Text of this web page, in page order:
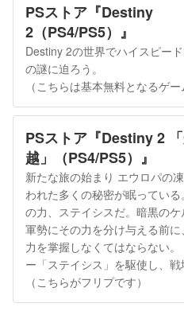
PSストア『Destiny
2（PS4/PS5）』
Destiny 2の世界でハイスピー
の謎に迫ろう。
（こちらは基本無料となるゲー
PSストア『Destiny 2
越」（PS4/PS5）』
新たな旅の始まり エウロパの
われた多くの秘密が眠ってい
の力、ステイシスだ。暗黒の
軍勢にその力を分け与える前
力を掌握しなくてはならない
ー「ステイシス」を駆使し、戦
（こちらがフリプです）